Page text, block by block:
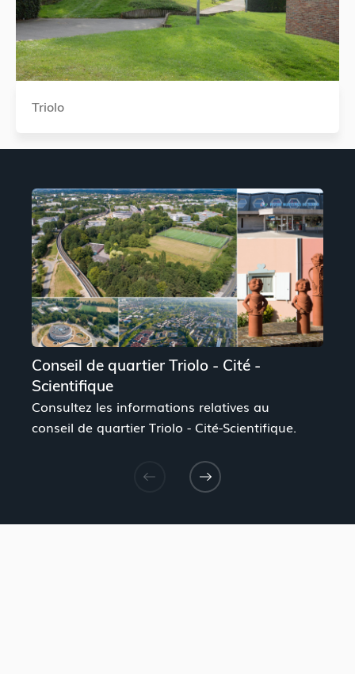
Triolo
Conseil de quartier Triolo - Cité -
Scientifique
Consultez les informations relatives au
conseil de quartier Triolo - Cité-Scientifique.